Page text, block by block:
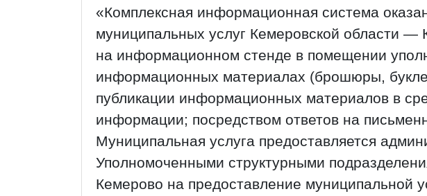
«Комплексная информационная система
муниципальных услуг Кемеровской области —
на информационном стенде в помещении
информационных материалах (брошюры,
публикации информационных материалов в
информации; посредством ответов на
Муниципальная услуга предоставляется
Уполномоченными структурными
Кемерово на предоставление муниципальной